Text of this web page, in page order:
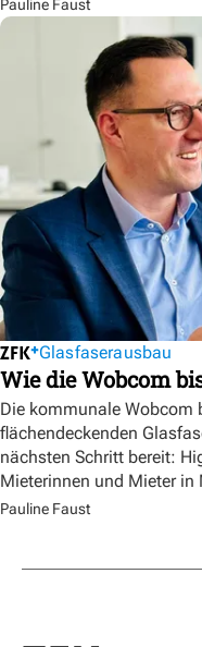
Pauline Faust
Glasfaserausbau
Wie die Wobcom
Die kommunale Wobcom
flächendeckenden
nächsten Schritt bereit:
Mieterinnen und Mieter
Pauline Faust